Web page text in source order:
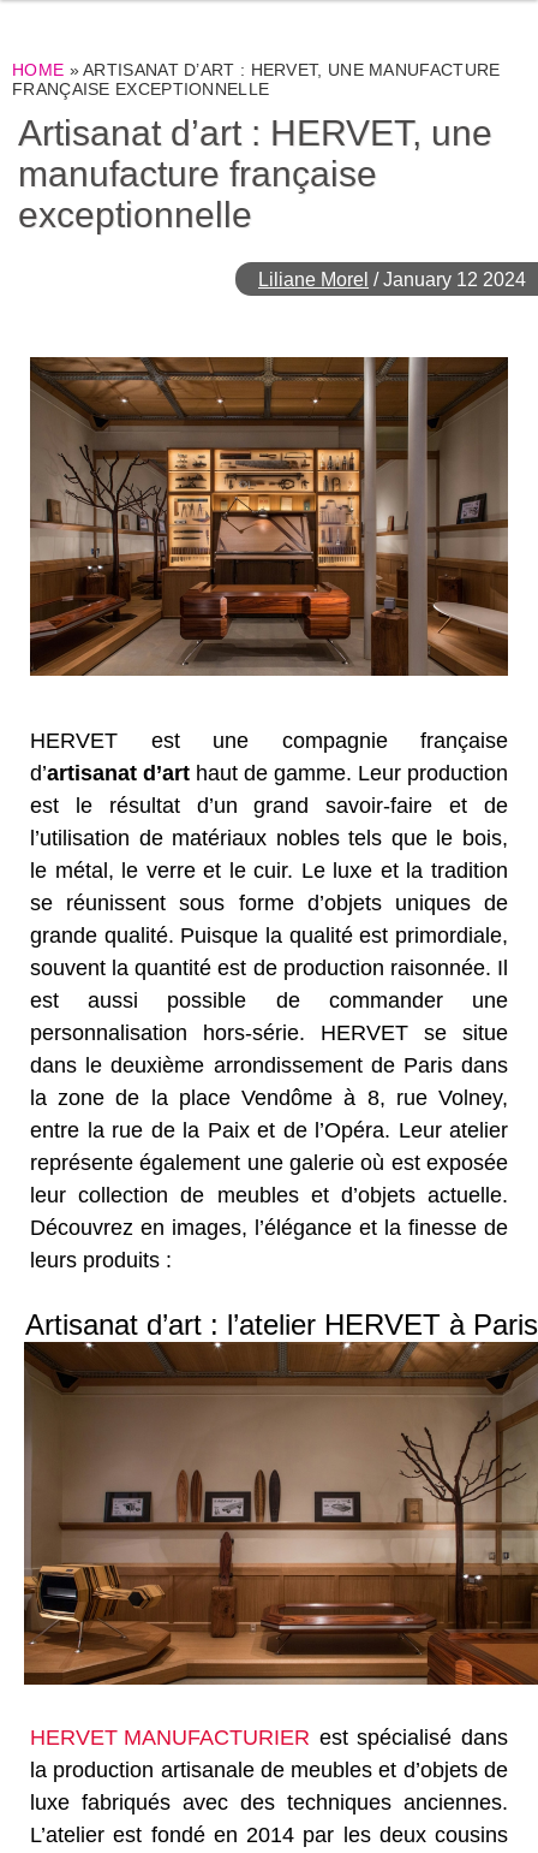
HOME »ARTISANAT D’ART : HERVET, UNE MANUFACTURE
FRANÇAISE EXCEPTIONNELLE
Artisanat d’art : HERVET, une
manufacture française
exceptionnelle
Liliane Morel /January 12 2024
HERVET est une compagnie française
d’artisanat d’art haut de gamme. Leur production
est le résultat d’un grand savoir-faire et de
l’utilisation de matériaux nobles tels que le bois,
le métal, le verre et le cuir. Le luxe et la tradition
se réunissent sous forme d’objets uniques de
grande qualité. Puisque la qualité est primordiale,
souvent la quantité est de production raisonnée. Il
est aussi possible de commander une
personnalisation hors-série. HERVET se situe
dans le deuxième arrondissement de Paris dans
la zone de la place Vendôme à 8, rue Volney,
entre la rue de la Paix et de l’Opéra. Leur atelier
représente également une galerie où est exposée
leur collection de meubles et d’objets actuelle.
Découvrez en images, l’élégance et la finesse de
leurs produits :
Artisanat d’art : l’atelier HERVET à Paris
HERVET MANUFACTURIER est spécialisé dans
la production artisanale de meubles et d’objets de
luxe fabriqués avec des techniques anciennes.
L’atelier est fondé en 2014 par les deux cousins